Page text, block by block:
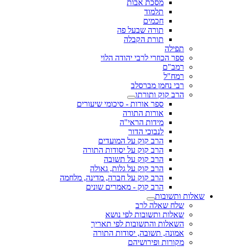
מסכת אבות
תלמוד
חכמים
תורה שבעל פה
תורת הקבלה
תפילה
ספר הכוזרי לרבי יהודה הלוי
רמב"ם
רמח"ל
רבי נחמן מברסלב
הרב קוק ותורתו
ספר אורות - סיכומי שיעורים
אורות התורה
מידות הראי"ה
לנבוכי הדור
הרב קוק על המועדים
הרב קוק על יסודות התורה
הרב קוק על תשובה
הרב קוק על גלות, גאולה
הרב קוק על חברה, מדינה, מלחמה
הרב קוק - מאמרים שונים
שאלות ותשובות
שלח שאלה לרב
שאלות ותשובות לפי נושא
השאלות והתשובות לפי תאריך
אמונה, תשובה, יסודות התורה
מקורות ופירושיהם